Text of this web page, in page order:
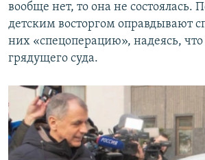
вообще нет, то она не состоялась.
детским восторгом оправдывают
них «спецоперацию», надеясь, что
грядущего суда.